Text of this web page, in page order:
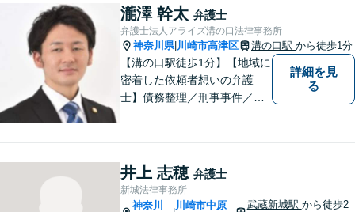
作りに尽力しています。【初
回無料相談】【東京・神奈川
エリア】
瀧澤 幹太 弁護士
弁護士法人アライズ溝の口法律事務所
神奈川県| 川崎市高津区 溝の口駅 から徒歩1分
【溝の口駅徒歩1分】【地域に
密着した依頼者想いの弁護
士】債務整理／刑事事件／離
弁護を進めてまいります。ま
ずはお気軽にご相談くださ
い。
詳細を見
る
井上 志穂 弁護士
新城法律事務所
神奈川
川崎市中原
武蔵新城駅 から徒歩2